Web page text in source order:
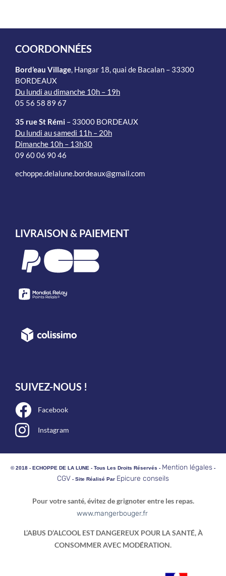
COORDONNÉES
Bord’eau Village, Hangar 18, quai de Bacalan – 33300
BORDEAUX
Du lundi au dimanche 10h – 19h
05 56 58 89 67
35 rue St Rémi – 33000 BORDEAUX
Du lundi au samedi 11h – 20h
Dimanche 10h – 13h30
09 60 06 90 46
echoppe.delalune.bordeaux@gmail.com
LIVRAISON & PAIEMENT
SUIVEZ-NOUS !
Facebook
Instagram
© 2018 - ECHOPPE DE LA LUNE - Tous Les Droits Réservés - Mention légales -
CGV - Site Réalisé Par Epicure conseils
Pour votre santé, évitez de grignoter entre les repas.
www.mangerbouger.fr
L’ABUS D’ALCOOL EST DANGEREUX POUR LA SANTÉ, À
CONSOMMER AVEC MODÉRATION.